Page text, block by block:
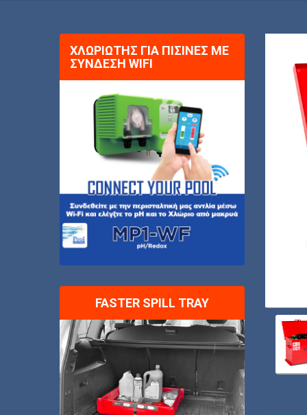
ΧΛΩΡΙΩΤΉΣ ΓΙΑ ΠΙΣΊΝΕΣ ΜΕ
ΣΎΝΔΕΣΗ WIFI
FASTER SPILL TRAY